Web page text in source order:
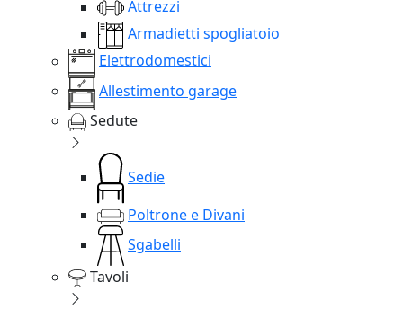
Attrezzi
Armadietti spogliatoio
Elettrodomestici
Allestimento garage
Sedute
Sedie
Poltrone e Divani
Sgabelli
Tavoli